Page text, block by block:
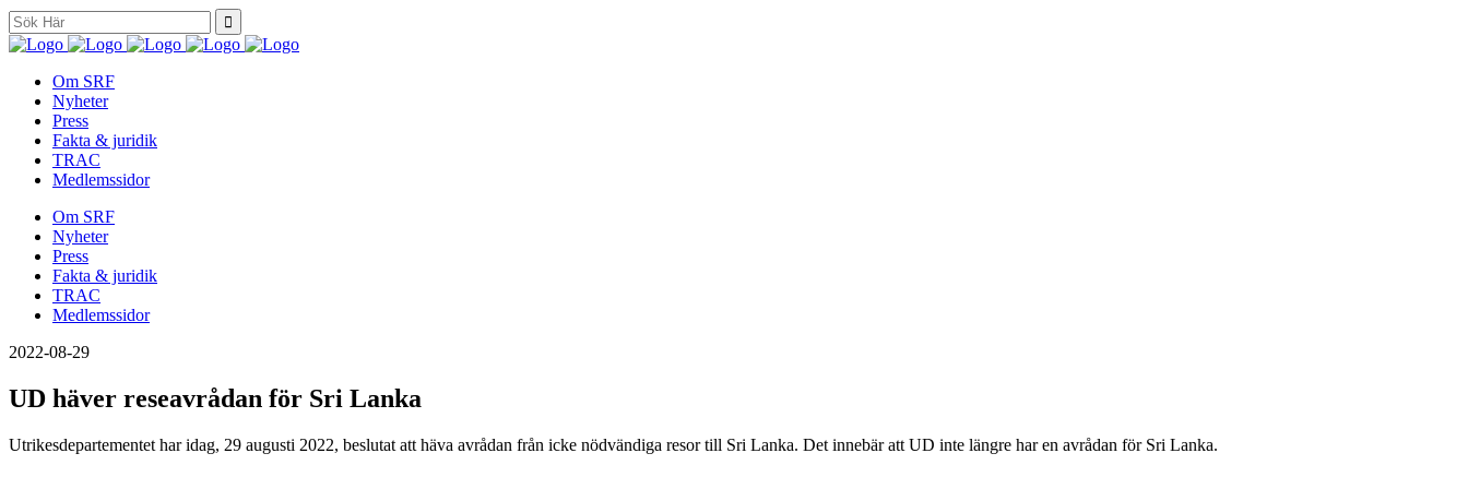
Search
for:
Om SRF
Nyheter
Press
Fakta & juridik
TRAC
Medlemssidor
Om SRF
Nyheter
Press
Fakta & juridik
TRAC
Medlemssidor
2022-08-29
UD häver reseavrådan för Sri Lanka
Utrikesdepartementet har idag, 29 augusti 2022, beslutat att häva avrådan från icke nödvändiga resor till Sri Lanka. Det innebär att UD inte längre har en avrådan för Sri Lanka.